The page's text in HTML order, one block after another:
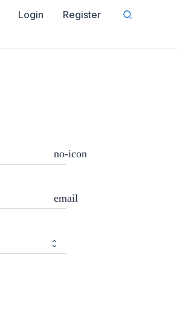
Login Register Search
no-icon
email